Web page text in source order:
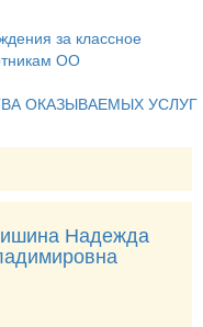
за классное
ОО
ОКАЗЫВАЕМЫХ УСЛУГ
Надежда